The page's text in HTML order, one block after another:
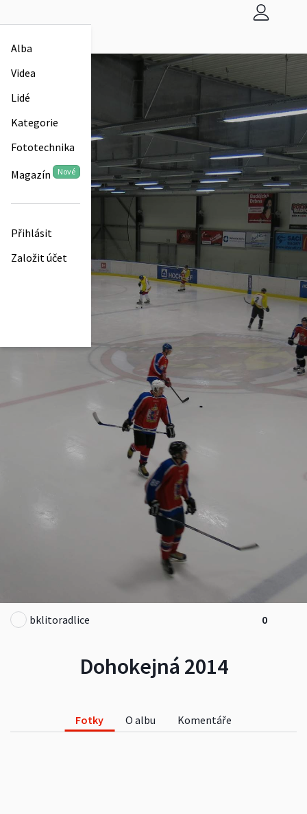
Alba
Videa
Lidé
Kategorie
Fototechnika
Magazín Nové
Přihlásit
Založit účet
Dohokejná 2014
bklitoradlice 0
Fotky O albu Komentáře